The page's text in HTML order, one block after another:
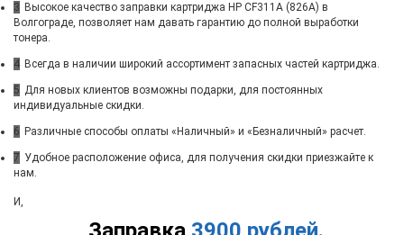
3 Высокое качество заправки картриджа HP CF311A (826A) в
Волгограде, позволяет нам давать гарантию до полной выработки
тонера.
4 Всегда в наличии широкий ассортимент запасных частей картриджа.
5 Для новых клиентов возможны подарки, для постоянных
индивидуальные скидки.
6 Различные способы оплаты «Наличный» и «Безналичный» расчет.
7 Удобное расположение офиса, для получения скидки приезжайте к
нам.
И,